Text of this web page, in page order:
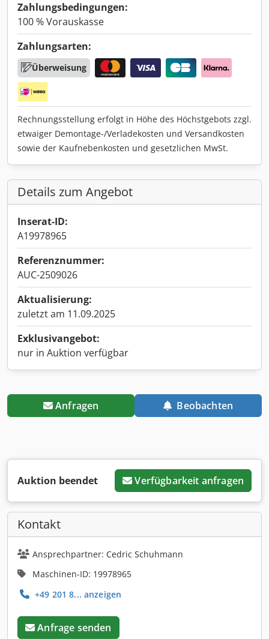
Zahlungsbedingungen:
100 % Vorauskasse
Zahlungsarten:
Überweisung
Rechnungsstellung erfolgt in Höhe des Höchstgebots zzgl.
etwaiger Demontage-/Verladekosten und Versandkosten
sowie der Kaufnebenkosten und gesetzlichen MwSt.
Details zum Angebot
Inserat-ID:
A19978965
Referenznummer:
AUC-2509026
Aktualisierung:
zuletzt am 11.09.2025
Exklusivangebot:
nur in Auktion verfügbar
Anfragen Beobachten
Auktion beendet Verfügbarkeit anfragen
Kontakt
Ansprechpartner: Cedric Schuhmann
Maschinen-ID: 19978965
+49 201 8... anzeigen
Anfrage senden